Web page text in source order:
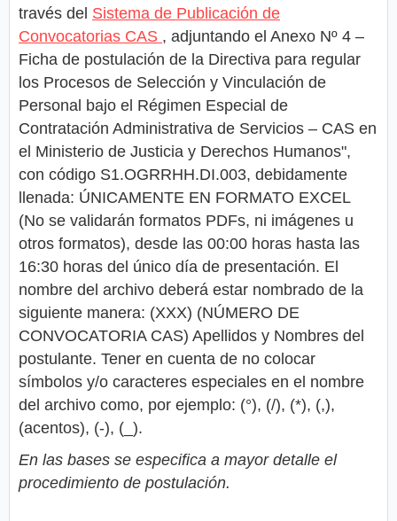
través del Sistema de Publicación de
Convocatorias CAS , adjuntando el Anexo Nº 4 –
Ficha de postulación de la Directiva para regular
los Procesos de Selección y Vinculación de
Personal bajo el Régimen Especial de
Contratación Administrativa de Servicios – CAS en
el Ministerio de Justicia y Derechos Humanos",
con código S1.OGRRHH.DI.003, debidamente
llenada: ÚNICAMENTE EN FORMATO EXCEL
(No se validarán formatos PDFs, ni imágenes u
otros formatos), desde las 00:00 horas hasta las
16:30 horas del único día de presentación. El
nombre del archivo deberá estar nombrado de la
siguiente manera: (XXX) (NÚMERO DE
CONVOCATORIA CAS) Apellidos y Nombres del
postulante. Tener en cuenta de no colocar
símbolos y/o caracteres especiales en el nombre
del archivo como, por ejemplo: (°), (/), (*), (,),
(acentos), (-), (_).
En las bases se especifica a mayor detalle el
procedimiento de postulación.